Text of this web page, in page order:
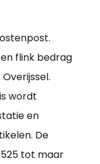
flink bedrag
wordt
en
De
tot maar